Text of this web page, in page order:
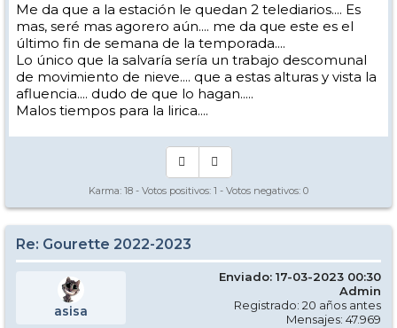
Me da que a la estación le quedan 2 telediarios.... Es
mas, seré mas agorero aún.... me da que este es el
último fin de semana de la temporada....
Lo único que la salvaría sería un trabajo descomunal
de movimiento de nieve.... que a estas alturas y vista la
afluencia.... dudo de que lo hagan.....
Malos tiempos para la lirica....
Karma: 18 - Votos positivos: 1 - Votos negativos: 0
Re: Gourette 2022-2023
asisa
Enviado: 17-03-2023 00:30
Admin
Registrado: 20 años antes
Mensajes: 47.969